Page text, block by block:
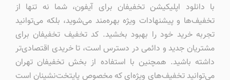
با دانلود اپلیکیشن تخفیفان برای آیفون، شما نه تنها از
تخفیف‌ها و پیشنهادات ویژه بهره‌مند می‌شوید، بلکه می‌توانید
تجربه خرید خود را بهبود بخشید. کد تخفیف تخفیفان برای
مشتریان جدید و دائمی در دسترس است، تا خریدی اقتصادی‌تر
داشته باشید. همچنین با استفاده از بخش تخفیفان تهران
می‌توانید تخفیف‌های ویژه‌ای که مخصوص پایتخت‌نشینان است